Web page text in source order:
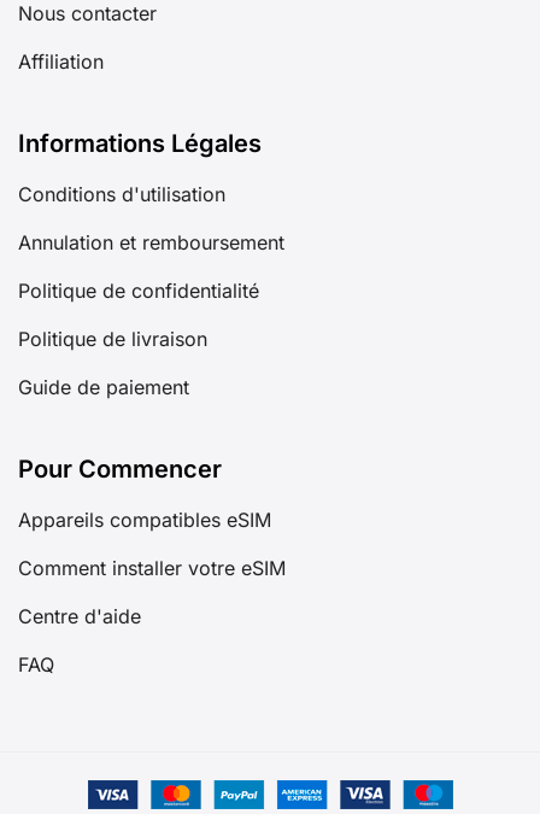
Nous contacter
Affiliation
Informations Légales
Conditions d'utilisation
Annulation et remboursement
Politique de confidentialité
Politique de livraison
Guide de paiement
Pour Commencer
Appareils compatibles eSIM
Comment installer votre eSIM
Centre d'aide
FAQ